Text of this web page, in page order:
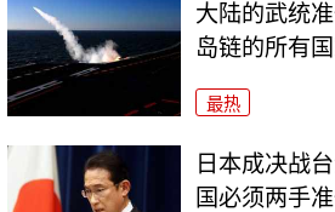
大陆的武统
岛链的所有
最热
日本成决战
国必须两手